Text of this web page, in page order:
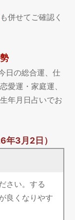
も併せてご確認く
日の総合運、仕
愛運・家庭運、
年月日占いでお
年3月2日）
さい。する
良くなりやす